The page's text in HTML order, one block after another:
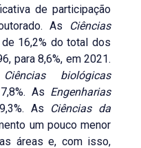
de participação
As
Ciências
16,2% do total dos
para 8,6%, em 2021.
Ciências biológicas
As Engenharias
As Ciências da
um pouco menor
áreas e, com isso,